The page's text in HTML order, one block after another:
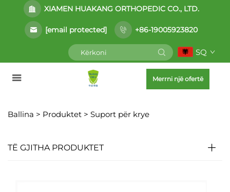
XIAMEN HUAKANG ORTHOPEDIC CO., LTD.
[email protected] +86-19005923820
SQ
Merrni një ofertë
Ballina > Produktet > Suport për krye
TË GJITHA PRODUKTET